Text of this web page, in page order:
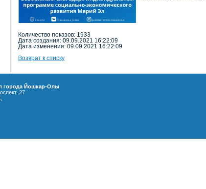
Количество показов: 1933
Дата создания: 09.09.2021 16:22:09
Дата изменения: 09.09.2021 16:22:09
Возврат к списку
города Йошкар-Олы
27